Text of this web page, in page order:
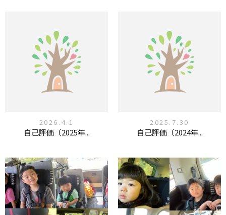
2026.4.1
自己評価（2025年...
2025.7.30
自己評価（2024年...